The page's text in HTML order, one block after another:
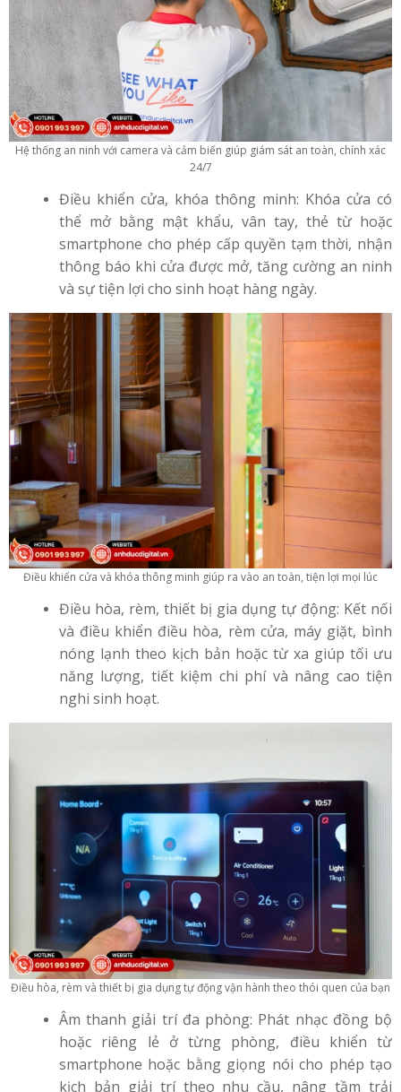
Hệ thống an ninh với camera và cảm biến giúp giám sát an toàn, chính xác
24/7
Điều khiển cửa, khóa thông minh: Khóa cửa có
thể mở bằng mật khẩu, vân tay, thẻ từ hoặc
smartphone cho phép cấp quyền tạm thời, nhận
thông báo khi cửa được mở, tăng cường an ninh
và sự tiện lợi cho sinh hoạt hàng ngày.
Điều khiển cửa và khóa thông minh giúp ra vào an toàn, tiện lợi mọi lúc
Điều hòa, rèm, thiết bị gia dụng tự động: Kết nối
và điều khiển điều hòa, rèm cửa, máy giặt, bình
nóng lạnh theo kịch bản hoặc từ xa giúp tối ưu
năng lượng, tiết kiệm chi phí và nâng cao tiện
nghi sinh hoạt.
Điều hòa, rèm và thiết bị gia dụng tự động vận hành theo thói quen của bạn
Âm thanh giải trí đa phòng: Phát nhạc đồng bộ
hoặc riêng lẻ ở từng phòng, điều khiển từ
smartphone hoặc bằng giọng nói cho phép tạo
kịch bản giải trí theo nhu cầu, nâng tầm trải